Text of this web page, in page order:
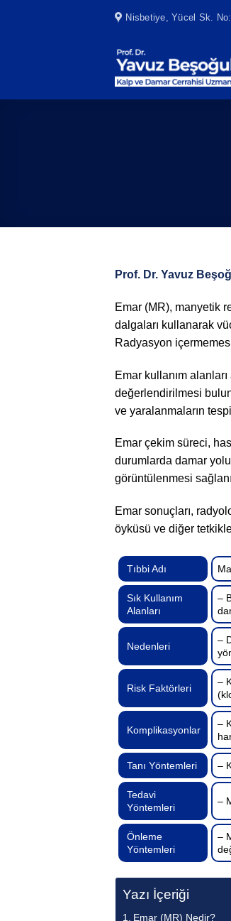
Nisbetiye, Yücel Sk.
Prof. Dr. Yavuz
Emar (MR), manyetik
dalgaları kullanarak
Radyasyon
Emar kullanım
değerlendirilmesi
ve yaralanmaların
Emar çekim süreci,
durumlarda damar
görüntülenmesi
Emar sonuçları,
öyküsü ve diğer
Tıbbi Adı
Sık Kullanım
Alanları
–
Nedenleri
–
Risk Faktörleri
–
Komplikasyonlar
–
Tanı Yöntemleri –
Tedavi
Yöntemleri
–
Önleme
Yöntemleri
–
Yazı İçeriği
Emar (MR) Nedir?